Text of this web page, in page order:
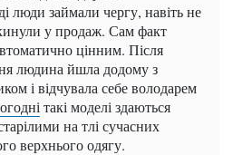
люди займали чергу, навіть не
у продаж. Сам факт
цінним. Після
людина йшла додому з
і відчувала себе володарем
такі моделі здаються
на тлі сучасних
верхнього одягу.